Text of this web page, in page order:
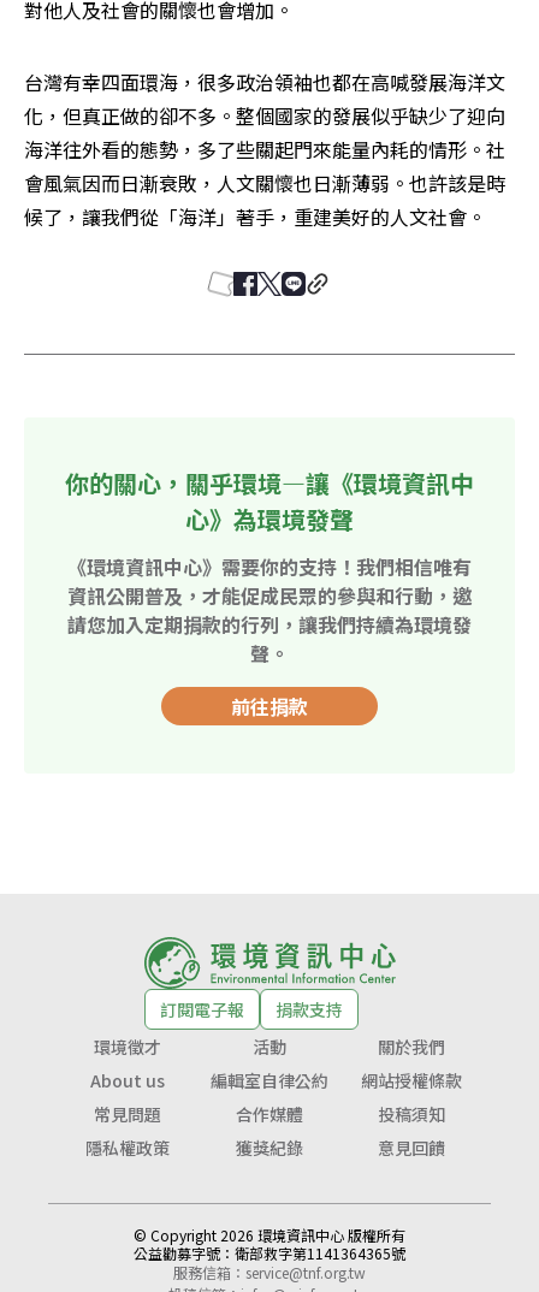
對他人及社會的關懷也會增加。
台灣有幸四面環海，很多政治領袖也都在高喊發展海洋文
化，但真正做的卻不多。整個國家的發展似乎缺少了迎向
海洋往外看的態勢，多了些關起門來能量內耗的情形。社
會風氣因而日漸衰敗，人文關懷也日漸薄弱。也許該是時
候了，讓我們從「海洋」著手，重建美好的人文社會。
你的關心，關乎環境—讓《環境資訊中
心》為環境發聲
《環境資訊中心》需要你的支持！我們相信唯有
資訊公開普及，才能促成民眾的參與和行動，邀
請您加入定期捐款的行列，讓我們持續為環境發
聲。
前往捐款
訂閱電子報
捐款支持
環境徵才
活動
關於我們
About us
編輯室自律公約
網站授權條款
常見問題
合作媒體
投稿須知
隱私權政策
獲獎紀錄 意見回饋
© Copyright 2026 環境資訊中心 版權所有
公益勸募字號： 衛部救字第1141364365號
服務信箱： service@tnf.org.tw